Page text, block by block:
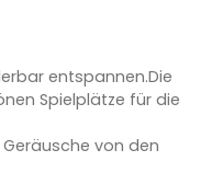
entspannen.Die
Spielplätze für die
Geräusche von den